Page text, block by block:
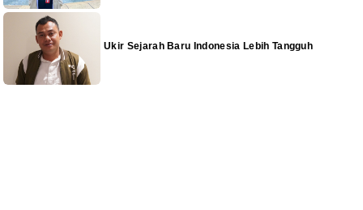
Ukir Sejarah Baru Indonesia Lebih Tangguh